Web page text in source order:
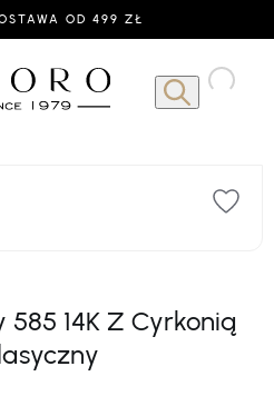
OD 499 ZŁ
585 14K Z Cyrkonią